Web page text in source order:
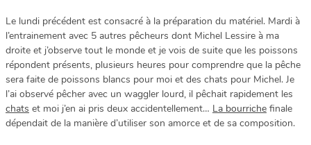
Le lundi précédent est consacré à la préparation du matériel. Mardi à
l’entrainement avec 5 autres pêcheurs dont Michel Lessire à ma
droite et j’observe tout le monde et je vois de suite que les poissons
répondent présents, plusieurs heures pour comprendre que la pêche
sera faite de poissons blancs pour moi et des chats pour Michel. Je
l’ai observé pêcher avec un waggler lourd, il pêchait rapidement les
chats et moi j’en ai pris deux accidentellement… La bourriche finale
dépendait de la manière d’utiliser son amorce et de sa composition.